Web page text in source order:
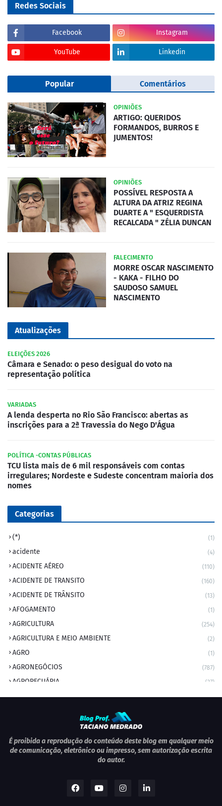
Redes Sociais
Facebook Instagram
YouTube Linkedin
Popular Comentários
OPINIÕES
ARTIGO: QUERIDOS
FORMANDOS, BURROS E
JUMENTOS!
OPINIÕES
POSSÍVEL RESPOSTA A
ALTURA DA ATRIZ REGINA
DUARTE A " ESQUERDISTA
RECALCADA " ZÉLIA DUNCAN
FALECIMENTO
MORRE OSCAR NASCIMENTO
- KAKA - FILHO DO
SAUDOSO SAMUEL
NASCIMENTO
Atualizações
ELEIÇÕES 2026
Câmara e Senado: o peso desigual do voto na
representação política
VARIADAS
A lenda desperta no Rio São Francisco: abertas as
inscrições para a 2ª Travessia do Nego D'Água
POLÍTICA -CONTAS PÚBLICAS
TCU lista mais de 6 mil responsáveis com contas
irregulares; Nordeste e Sudeste concentram maioria dos
nomes
Categorias
(*) (1)
acidente (4)
ACIDENTE AÉREO (110)
ACIDENTE DE TRANSITO (160)
ACIDENTE DE TRÂNSITO (13)
AFOGAMENTO (1)
AGRICULTURA (254)
AGRICULTURA E MEIO AMBIENTE (2)
AGRO (1)
AGRONEGÓCIOS (787)
AGROPECUÁRIA (37)
AMBIENTE (9)
ANIVERSÁRIO DA CIDADE
ANIVERSÁRIOS (1)
APEXBRASIL (1)
É proibida a reprodução do conteúdo deste blog em qualquer meio
de comunicação, eletrônico ou impresso, sem autorização escrita
do autor.